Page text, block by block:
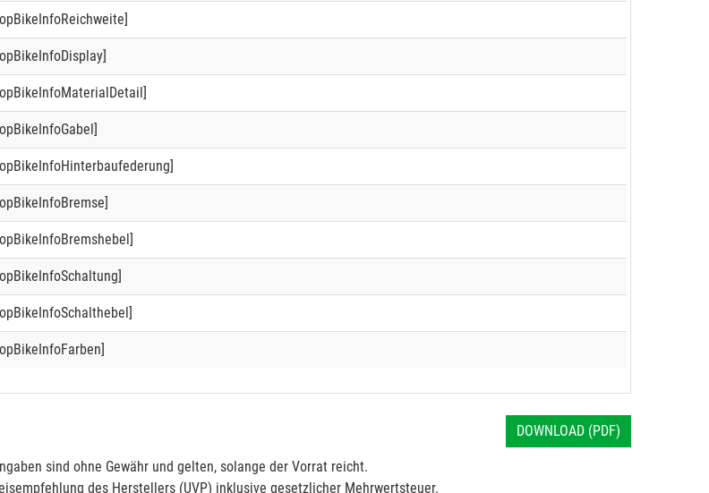
DOWNLOAD (PDF)
sind ohne Gewähr und gelten, solange der Vorrat reicht.
des Herstellers (UVP) inklusive gesetzlicher Mehrwertsteuer.